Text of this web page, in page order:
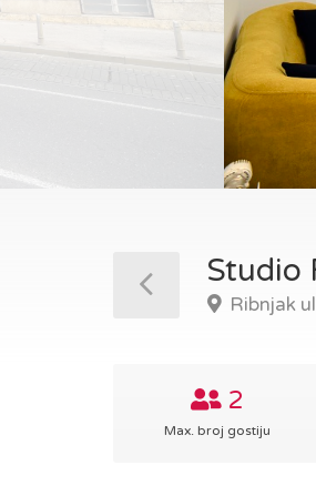
Studio
Ribnjak
2
Max. broj gostiju